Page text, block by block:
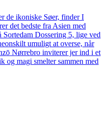
de ikoniske Søer, finder I
det bedste fra Asien med
Dossering 5, lige ved
umuligt at overse, når
Nørrebro inviterer jer ind i et
og magi smelter sammen med